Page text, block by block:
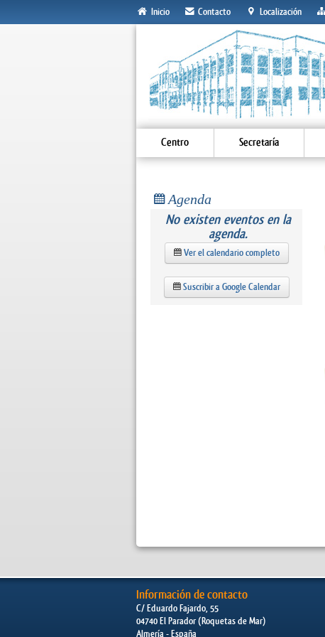
Inicio Contacto Localización
Centro Secretaría
Agenda
No existen eventos en la
agenda.
Ver el calendario completo
Suscribir a Google Calendar
Información de contacto
C/ Eduardo Fajardo, 55
04740 El Parador (Roquetas de Mar)
Almería - España